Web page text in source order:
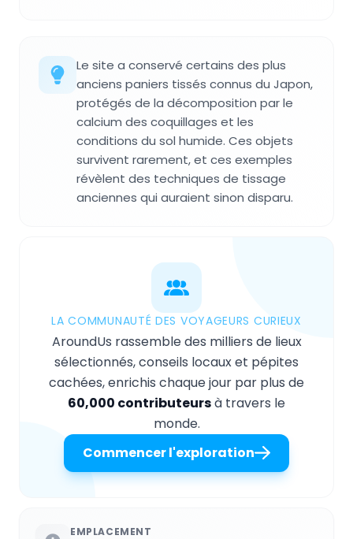
Le site a conservé certains des plus
anciens paniers tissés connus du Japon,
protégés de la décomposition par le
calcium des coquillages et les
conditions du sol humide. Ces objets
survivent rarement, et ces exemples
révèlent des techniques de tissage
anciennes qui auraient sinon disparu.
LA COMMUNAUTÉ DES VOYAGEURS CURIEUX
AroundUs rassemble des milliers de lieux
sélectionnés, conseils locaux et pépites
cachées, enrichis chaque jour par plus de
60,000 contributeursà travers le
monde.
Commencer l'exploration
EMPLACEMENT